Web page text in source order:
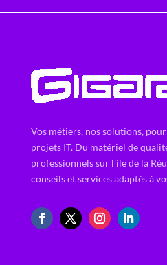
Vos métiers, nos solutions,
projets IT. Du matériel de
professionnels sur l'ile de la
conseils et services adaptés à